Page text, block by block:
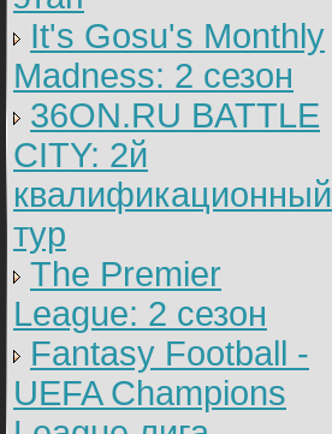
It's Gosu's Monthly
Madness: 2 сезон
36ON.RU BATTLE
CITY: 2й
квалификационный
тур
The Premier
League: 2 cезон
Fantasy Football -
UEFA Champions